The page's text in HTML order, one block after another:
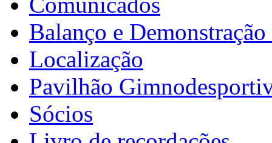
Balanço e
Localização
Pavilhão
Sócios